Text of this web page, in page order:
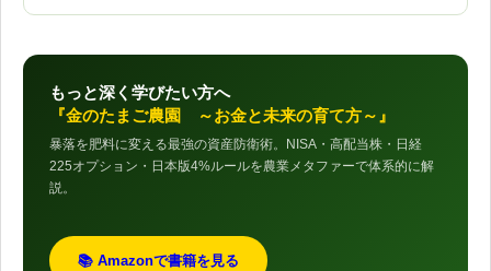
もっと深く学びたい方へ
『金のたまご農園 ～お金と未来の育て方～』
暴落を肥料に変える最強の資産防衛術。NISA・高配当株・日経
225オプション・日本版4%ルールを農業メタファーで体系的に解
説。
📚 Amazonで書籍を見る